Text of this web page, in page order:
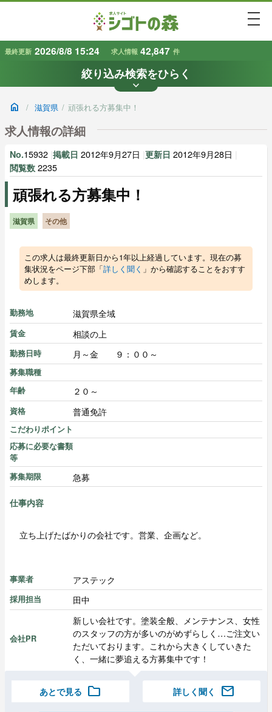
最終更新 2026/8/8 15:24 求人情報 42,847 件
絞り込み検索をひらく
keyboard_arrow_down
条件から探す
地域
雇用形態で探す 賃金
キーワード
home / 滋賀県 / 頑張れる方募集中！
求人情報の詳細
No.15932 掲載日 2012年9月27日 更新日 2012年9月28日
閲覧数 2235
頑張れる方募集中！
滋賀県 その他
この求人は最終更新日から1年以上経過しています。現在の募
集状況をページ下部「詳しく聞く 」から確認することをおすす
めします。
勤務地 滋賀県全域
賃金 相談の上
勤務日時 月～金 ９：００～
募集職種
年齢
２０～
資格 普通免許
こだわりポイント
応募に必要な書類
等
募集期限
急募
仕事内容
立ち上げたばかりの会社です。営業、企画など。
事業者 アステック
採用担当 田中
会社PR
新しい会社です。塗装全般、メンテナンス、女性
のスタッフの方が多いのがめずらしく…ご注文い
ただいております。これから大きくしていきた
く、一緒に夢追える方募集中です！
あとで見る folder 詳しく聞く mail